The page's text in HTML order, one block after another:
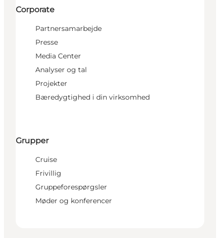
Corporate
Partnersamarbejde
Presse
Media Center
Analyser og tal
Projekter
Bæredygtighed i din virksomhed
Grupper
Cruise
Frivillig
Gruppeforespørgsler
Møder og konferencer